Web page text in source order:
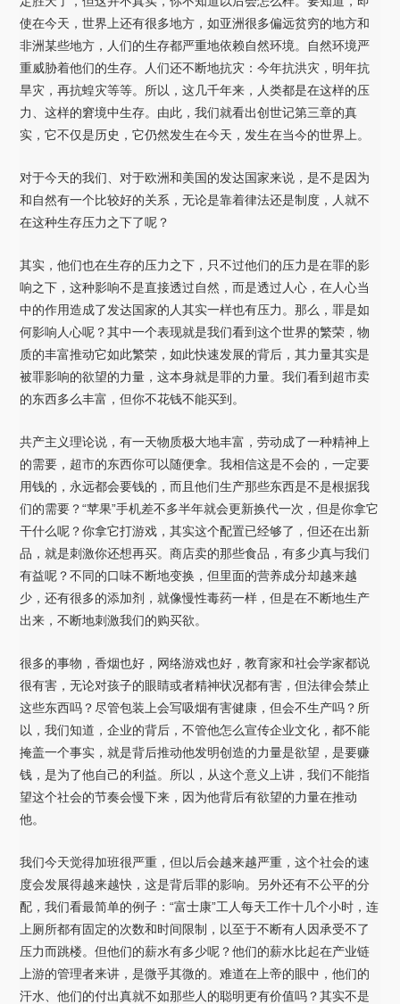
使在今天，世界上还有很多地方，如亚洲很多偏远贫穷的地方和
非洲某些地方，人们的生存都严重地依赖自然环境。自然环境严
重威胁着他们的生存。人们还不断地抗灾：今年抗洪灾，明年抗
旱灾，再抗蝗灾等等。所以，这几千年来，人类都是在这样的压
力、这样的窘境中生存。由此，我们就看出创世记第三章的真
实，它不仅是历史，它仍然发生在今天，发生在当今的世界上。
对于今天的我们、对于欧洲和美国的发达国家来说，是不是因为
和自然有一个比较好的关系，无论是靠着律法还是制度，人就不
在这种生存压力之下了呢？
其实，他们也在生存的压力之下，只不过他们的压力是在罪的影
响之下，这种影响不是直接透过自然，而是透过人心，在人心当
中的作用造成了发达国家的人其实一样也有压力。那么，罪是如
何影响人心呢？其中一个表现就是我们看到这个世界的繁荣，物
质的丰富推动它如此繁荣，如此快速发展的背后，其力量其实是
被罪影响的欲望的力量，这本身就是罪的力量。我们看到超市卖
的东西多么丰富，但你不花钱不能买到。
共产主义理论说，有一天物质极大地丰富，劳动成了一种精神上
的需要，超市的东西你可以随便拿。我相信这是不会的，一定要
用钱的，永远都会要钱的，而且他们生产那些东西是不是根据我
们的需要？“苹果”手机差不多半年就会更新换代一次，但是你拿它
干什么呢？你拿它打游戏，其实这个配置已经够了，但还在出新
品，就是刺激你还想再买。商店卖的那些食品，有多少真与我们
有益呢？不同的口味不断地变换，但里面的营养成分却越来越
少，还有很多的添加剂，就像慢性毒药一样，但是在不断地生产
出来，不断地刺激我们的购买欲。
很多的事物，香烟也好，网络游戏也好，教育家和社会学家都说
很有害，无论对孩子的眼睛或者精神状况都有害，但法律会禁止
这些东西吗？尽管包装上会写吸烟有害健康，但会不生产吗？所
以，我们知道，企业的背后，不管他怎么宣传企业文化，都不能
掩盖一个事实，就是背后推动他发明创造的力量是欲望，是要赚
钱，是为了他自己的利益。所以，从这个意义上讲，我们不能指
望这个社会的节奏会慢下来，因为他背后有欲望的力量在推动
他。
我们今天觉得加班很严重，但以后会越来越严重，这个社会的速
度会发展得越来越快，这是背后罪的影响。另外还有不公平的分
配，我们看最简单的例子：“富士康”工人每天工作十几个小时，连
上厕所都有固定的次数和时间限制，以至于不断有人因承受不了
压力而跳楼。但他们的薪水有多少呢？他们的薪水比起在产业链
上游的管理者来讲，是微乎其微的。难道在上帝的眼中，他们的
汗水、他们的付出真就不如那些人的聪明更有价值吗？其实不是